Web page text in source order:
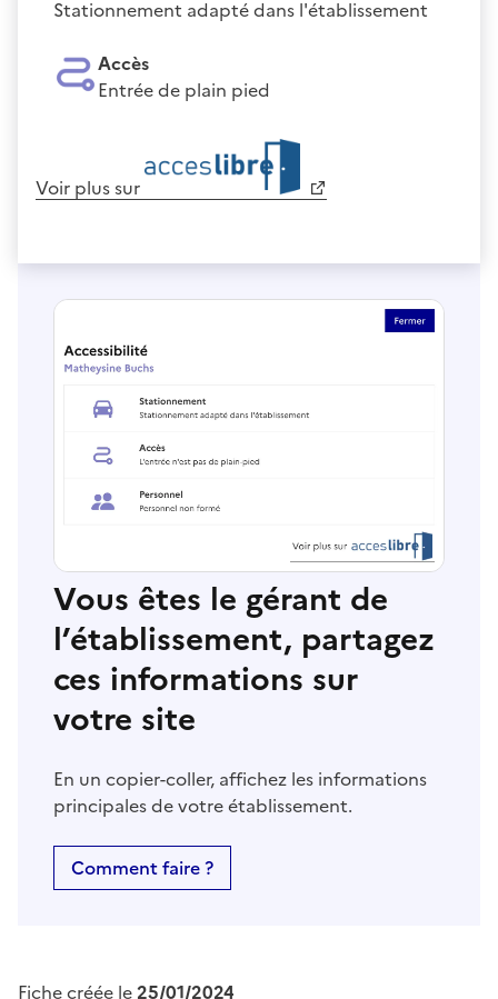
Stationnement adapté dans l'établissement
Accès
Entrée de plain pied
Voir plus sur
Vous êtes le gérant de
l’établissement, partagez
ces informations sur
votre site
En un copier-coller, affichez les informations
principales de votre établissement.
Comment faire ?
Fiche créée le25/01/2024